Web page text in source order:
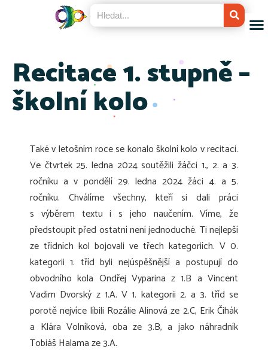
Recitace 1. stupně –
školní kolo
Také v letošním roce se konalo školní kolo v recitaci.
Ve čtvrtek 25. ledna 2024 soutěžili žáčci 1., 2. a 3.
ročníku a v pondělí 29. ledna 2024 žáci 4. a 5.
ročníku. Chválíme všechny, kteří si dali práci
s výběrem textu i s jeho naučením. Víme, že
předstoupit před ostatní není jednoduché. Ti nejlepší
ze třídních kol bojovali ve třech kategoriích. V 0.
kategorii 1. tříd byli nejúspěšnější a postupují do
obvodního kola Ondřej Vyparina z 1.B a Vincent
Vadim Dvorský z 1.A. V 1. kategorii 2. a 3. tříd se
porotě nejvíce líbili Rozálie Alinová ze 2.C, Erik Čihák
a Klára Volníková, oba ze 3.B, a jako náhradník
Tobiáš Halama ze 3.A.